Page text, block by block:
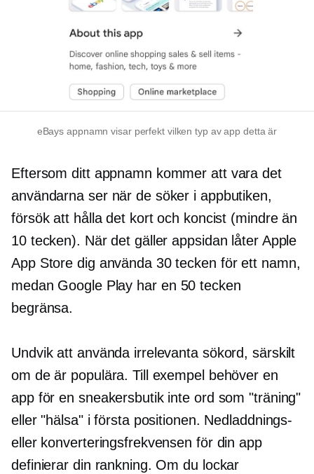
eBays appnamn visar perfekt vilken typ av app detta är
Eftersom ditt appnamn kommer att vara det
användarna ser när de söker i appbutiken,
försök att hålla det kort och koncist (mindre än
10 tecken). När det gäller appsidan låter Apple
App Store dig använda 30 tecken för ett namn,
medan Google Play har en 50 tecken
begränsa.
Undvik att använda irrelevanta sökord, särskilt
om de är populära. Till exempel behöver en
app för en sneakersbutik inte ord som "träning"
eller "hälsa" i första positionen. Nedladdnings-
eller konverteringsfrekvensen för din app
definierar din rankning. Om du lockar